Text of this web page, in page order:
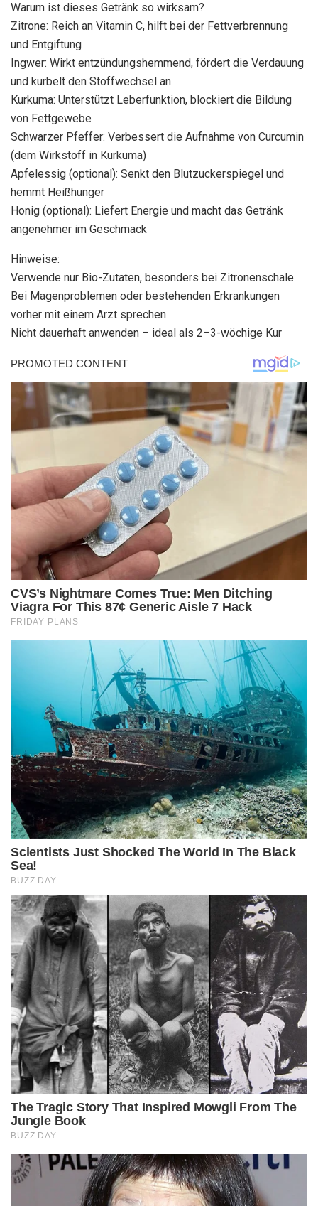
Warum ist dieses Getränk so wirksam?
Zitrone: Reich an Vitamin C, hilft bei der Fettverbrennung
und Entgiftung
Ingwer: Wirkt entzündungshemmend, fördert die Verdauung
und kurbelt den Stoffwechsel an
Kurkuma: Unterstützt Leberfunktion, blockiert die Bildung
von Fettgewebe
Schwarzer Pfeffer: Verbessert die Aufnahme von Curcumin
(dem Wirkstoff in Kurkuma)
Apfelessig (optional): Senkt den Blutzuckerspiegel und
hemmt Heißhunger
Honig (optional): Liefert Energie und macht das Getränk
angenehmer im Geschmack
Hinweise:
Verwende nur Bio-Zutaten, besonders bei Zitronenschale
Bei Magenproblemen oder bestehenden Erkrankungen
vorher mit einem Arzt sprechen
Nicht dauerhaft anwenden – ideal als 2–3-wöchige Kur